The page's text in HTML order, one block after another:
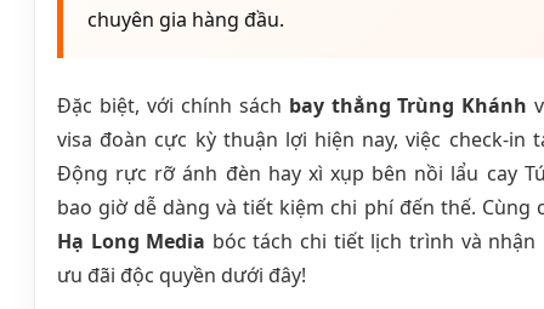
chuyên gia hàng đầu.
Đặc biệt, với chính sách bay thẳng Trùng Khánh
visa đoàn cực kỳ thuận lợi hiện nay, việc check-in
Động rực rỡ ánh đèn hay xì xụp bên nồi lẩu cay
bao giờ dễ dàng và tiết kiệm chi phí đến thế. Cùng
Hạ Long Media bóc tách chi tiết lịch trình và nhận
ưu đãi độc quyền dưới đây!